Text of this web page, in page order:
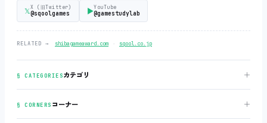
𝕏X (旧Twitter)
@sqoolgames ▶YouTube
@gamestudylab
RELATED → shibagameaward.com ‧ sqool.co.jp
§ CATEGORIESカテゴリ ＋
§ CORNERS コーナー ＋